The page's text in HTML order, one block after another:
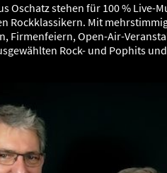
Oschatz stehen für 100 %
Rockklassikern. Mit
Firmenfeiern, Open-Air-
Rock- und Pophits